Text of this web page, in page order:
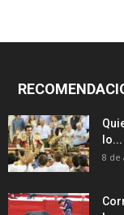
lo...
8 de